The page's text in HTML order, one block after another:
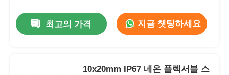
최고의 가격 지금 챗팅하세요
10x20mm IP67 네온 플렉서블 스